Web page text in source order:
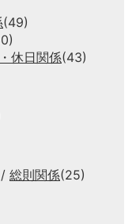
(49)
休日関係(43)
総則関係(25)